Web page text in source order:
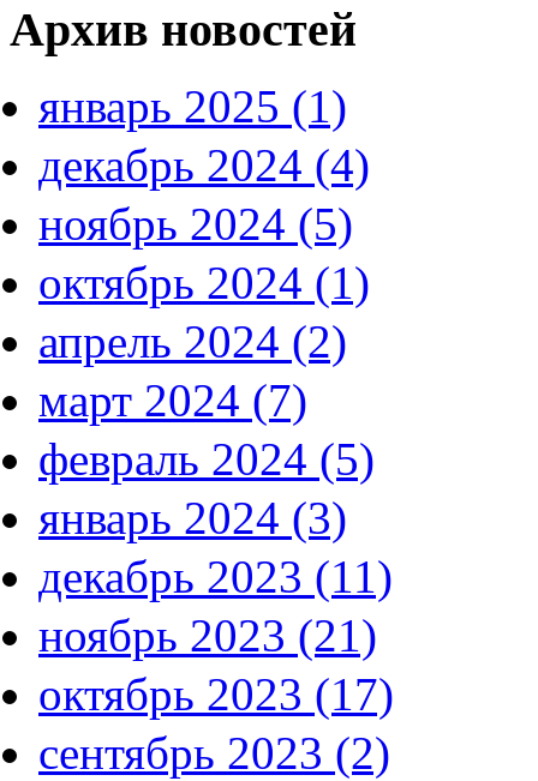
Архив новостей
январь 2025 (1)
декабрь 2024 (4)
ноябрь 2024 (5)
октябрь 2024 (1)
апрель 2024 (2)
март 2024 (7)
февраль 2024 (5)
январь 2024 (3)
декабрь 2023 (11)
ноябрь 2023 (21)
октябрь 2023 (17)
сентябрь 2023 (2)